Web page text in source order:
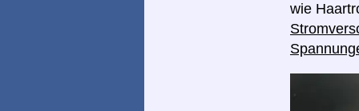
wie